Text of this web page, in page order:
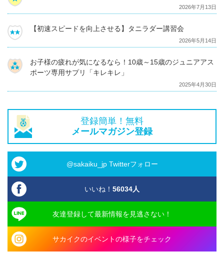
2026年7月13日
【初速スピードを向上させる】タニラダー講習会
2026年5月14日
お子様の疲れが気になるなら！10歳～15歳のジュニアアス
ポーツ専用サプリ「キレキレ」
2025年4月30日
登録簡単！無料
メールマガジン登録
@sakaiku_jp Twitterフォロー
いいね！ 56034人
友達登録して最新情報を見逃さない！
サカイクのイベントの様子をチェック